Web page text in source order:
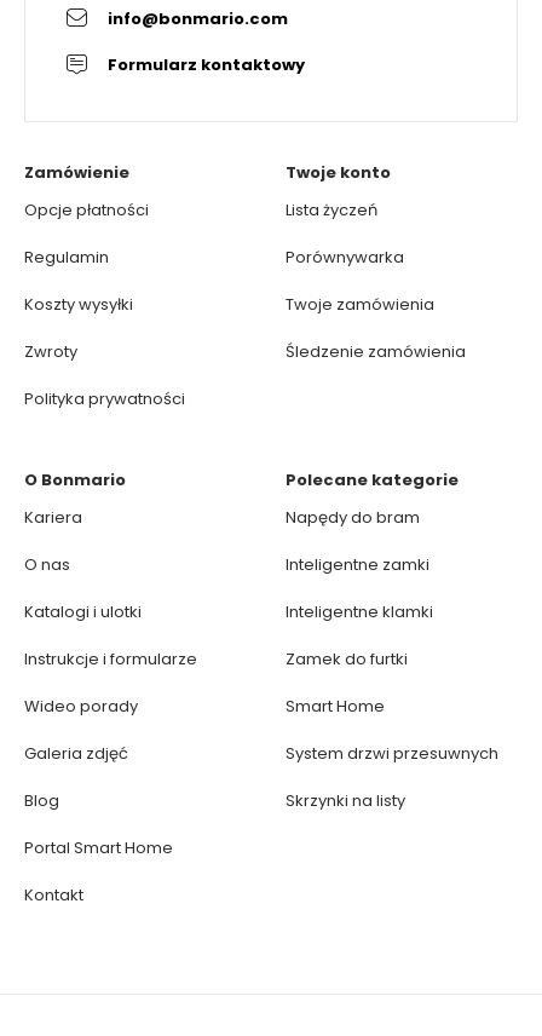
info@bonmario.com
Formularz kontaktowy
Zamówienie
Opcje płatności
Regulamin
Koszty wysyłki
Zwroty
Polityka prywatności
Twoje konto
Lista życzeń
Porównywarka
Twoje zamówienia
Śledzenie zamówienia
O Bonmario
Kariera
O nas
Katalogi i ulotki
Instrukcje i formularze
Wideo porady
Galeria zdjęć
Blog
Portal Smart Home
Kontakt
Polecane kategorie
Napędy do bram
Inteligentne zamki
Inteligentne klamki
Zamek do furtki
Smart Home
System drzwi przesuwnych
Skrzynki na listy